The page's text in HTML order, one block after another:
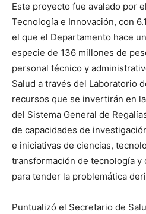
Este proyecto fue avalado por
Tecnología e Innovación, con
el que el Departamento hace
especie de 136 millones de
personal técnico y
Salud a través del Laboratorio
recursos que se invertirán en
del Sistema General de
de capacidades de
e iniciativas de ciencias,
transformación de tecnología y
para tender la problemática
Puntualizó el Secretario de